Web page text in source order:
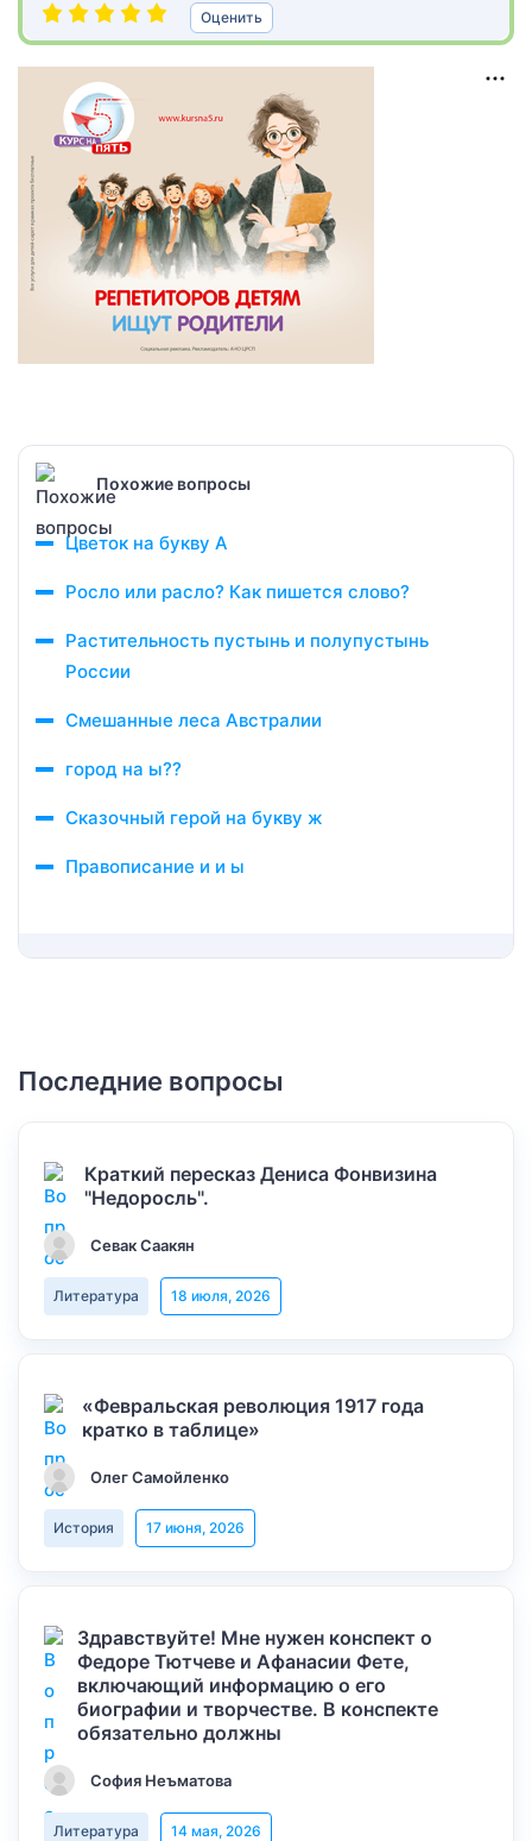
Оценить
Похожие вопросы
Цветок на букву А
Росло или расло? Как пишется слово?
Растительность пустынь и полупустынь
России
Смешанные леса Австралии
город на ы??
Сказочный герой на букву ж
Правописание и и ы
Последние вопросы
Краткий пересказ Дениса Фонвизина
"Недоросль".
Севак Саакян
Литература 18 июля, 2026
«Февральская революция 1917 года
кратко в таблице»
Олег Самойленко
История 17 июня, 2026
Здравствуйте! Мне нужен конспект о
Федоре Тютчеве и Афанасии Фете,
включающий информацию о его
биографии и творчестве. В конспекте
обязательно должны
София Неъматова
Литература 14 мая, 2026